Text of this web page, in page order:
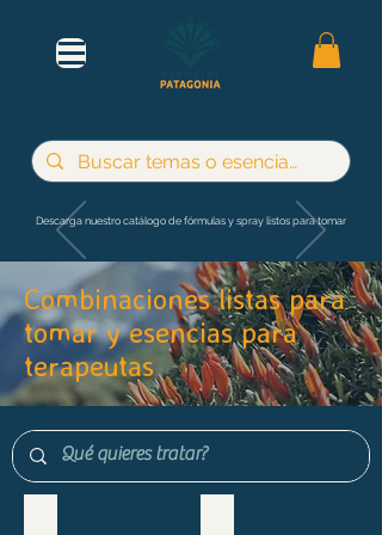
Descarga nuestro catálogo de fórmulas y spray listos para tomar
Combinaciones listas para
tomar y esencias para
terapeutas